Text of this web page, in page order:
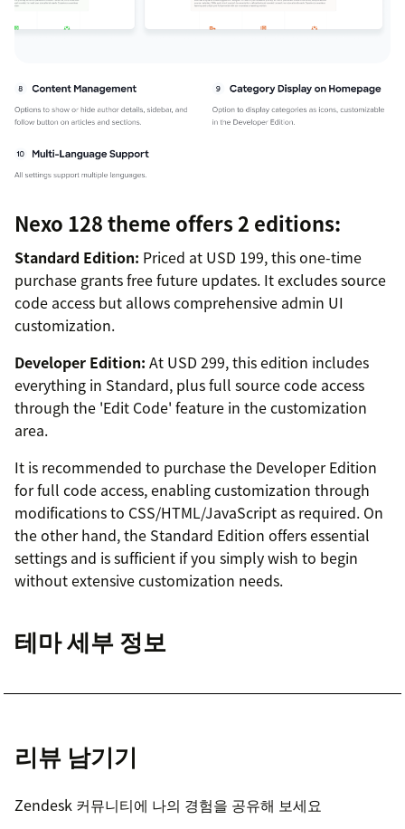
Nexo 128 theme offers 2 editions:
Standard Edition: Priced at USD 199, this one-time
purchase grants free future updates. It excludes source
code access but allows comprehensive admin UI
customization.
Developer Edition: At USD 299, this edition includes
everything in Standard, plus full source code access
through the 'Edit Code' feature in the customization
area.
It is recommended to purchase the Developer Edition
for full code access, enabling customization through
modifications to CSS/HTML/JavaScript as required. On
the other hand, the Standard Edition offers essential
settings and is sufficient if you simply wish to begin
without extensive customization needs.
테마 세부 정보
리뷰 남기기
Zendesk 커뮤니티에 나의 경험을 공유해 보세요